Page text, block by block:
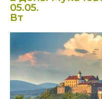
05.05.
Вт